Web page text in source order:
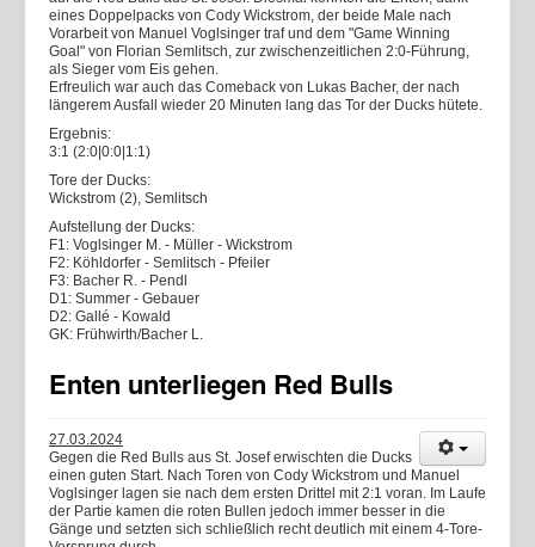
eines Doppelpacks von Cody Wickstrom, der beide Male nach
Vorarbeit von Manuel Voglsinger traf und dem "Game Winning
Goal" von Florian Semlitsch, zur zwischenzeitlichen 2:0-Führung,
als Sieger vom Eis gehen.
Erfreulich war auch das Comeback von Lukas Bacher, der nach
längerem Ausfall wieder 20 Minuten lang das Tor der Ducks hütete.
Ergebnis:
3:1 (2:0|0:0|1:1)
Tore der Ducks:
Wickstrom (2), Semlitsch
Aufstellung der Ducks:
F1: Voglsinger M. - Müller - Wickstrom
F2: Köhldorfer - Semlitsch - Pfeiler
F3: Bacher R. - Pendl
D1: Summer - Gebauer
D2: Gallé - Kowald
GK: Frühwirth/Bacher L.
Enten unterliegen Red Bulls
27.03.2024
Gegen die Red Bulls aus St. Josef erwischten die Ducks
einen guten Start. Nach Toren von Cody Wickstrom und Manuel
Voglsinger lagen sie nach dem ersten Drittel mit 2:1 voran. Im Laufe
der Partie kamen die roten Bullen jedoch immer besser in die
Gänge und setzten sich schließlich recht deutlich mit einem 4-Tore-